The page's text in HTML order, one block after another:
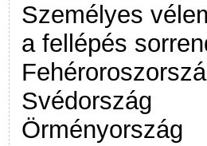
Személyes
a fellépés
Svédország
Örményország